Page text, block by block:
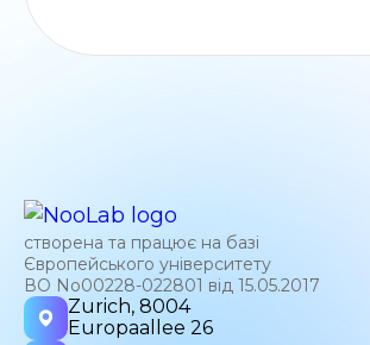
створена та працює на базі
Європейського університету
ВО No00228-022801 від 15.05.2017
Zurich, 8004
Europaallee 26